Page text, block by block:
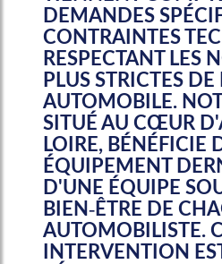
DEMANDES
CONTRAINTES
RESPECTANT LES
PLUS STRICTES
AUTOMOBILE.
SITUÉ AU CŒUR
LOIRE, BÉNÉFICIE
ÉQUIPEMENT
D'UNE ÉQUIPE
BIEN-ÊTRE DE
AUTOMOBILISTE.
INTERVENTION